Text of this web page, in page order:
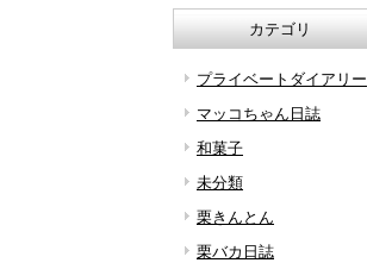
カテゴリ
プライベートダイアリー
マッコちゃん日誌
和菓子
未分類
栗きんとん
栗バカ日誌